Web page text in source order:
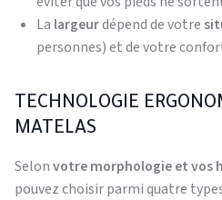
La largeurdépend de votre
personnes) et de votre
TECHNOLOGIE
MATELAS
Selonvotre morphologie et vos
pouvez choisir parmi quatre